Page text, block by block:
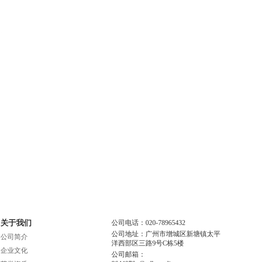
关于我们
公司简介
企业文化
公司电话：020-78965432
公司地址：广州市增城区新塘镇太平
洋西部区三路9号C栋5楼
公司邮箱：